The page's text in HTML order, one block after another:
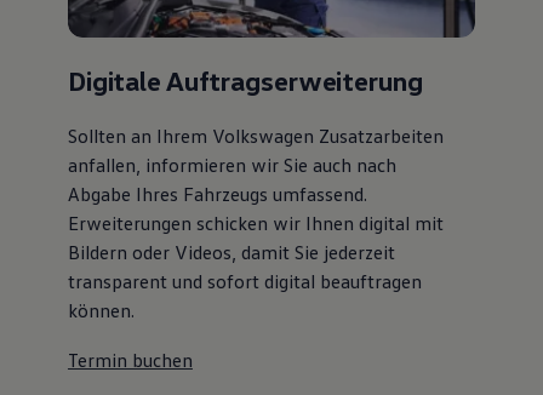
Digitale Auftragserweiterung
Sollten an Ihrem Volkswagen Zusatzarbeiten
anfallen, informieren wir Sie auch nach
Abgabe Ihres Fahrzeugs umfassend.
Erweiterungen schicken wir Ihnen digital mit
Bildern oder Videos, damit Sie jederzeit
transparent und sofort digital beauftragen
können.
Termin buchen